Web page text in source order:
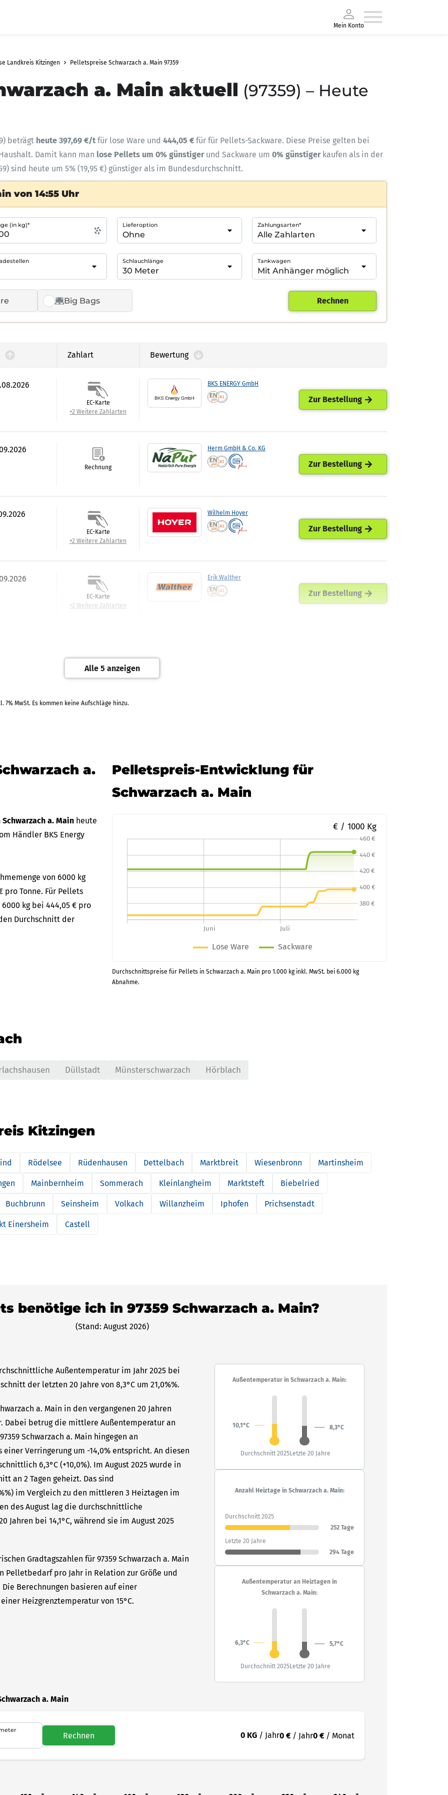
Mein Konto
Landkreis Kitzingen Pelletspreise Schwarzach a. Main 97359
a. Main aktuell (97359) – Heute
beträgt heute 397,69 €/t für lose Ware und 444,05 € für für Pellets-Sackware. Diese Preise gelten bei
Damit kann man lose Pellets um 0% günstiger und Sackware um 0% günstigerkaufen als in der
sind heute um 5% (19,95 €) günstiger als im Bundesdurchschnitt.
von 14:55 Uhr
Big Bags
(in kg)* Lieferoption Zahlungsarten*
Schlauchlänge Tankwagen
Rechnen
Zahlart Bewertung
BKS ENERGY GmbH
EC-Karte
+2 Weitere Zahlarten
Zur Bestellung
Herm GmbH & Co. KG
Rechnung Zur Bestellung
Wilhelm Hoyer
EC-Karte
+2 Weitere Zahlarten
Zur Bestellung
Erik Walther
EC-Karte
+2 Weitere Zahlarten
Zur Bestellung
RAL
+1 Weitere Zahlarten
Alle 5 anzeigen
MwSt. Es kommen keine Aufschläge hinzu.
a.
a. Main heute
Händler BKS Energy
von 6000 kg
pro Tonne. Für Pellets
kg bei 444,05 € pro
Durchschnitt der
Pelletspreis-Entwicklung für
Schwarzach a. Main
€ / 1000 Kg
Durchschnittspreise für Pellets in Schwarzach a. Main pro 1.000 kg inkl. MwSt. bei 6.000 kg
Abnahme.
Düllstadt Münsterschwarzach Hörblach
Kitzingen
Rödelsee Rüdenhausen Dettelbach Marktbreit Wiesenbronn Martinsheim
Mainbernheim Sommerach Kleinlangheim Marktsteft Biebelried
Buchbrunn Seinsheim Volkach Willanzheim Iphofen Prichsenstadt
Einersheim Castell
benötige ich in 97359 Schwarzach a. Main?
(Stand: August 2026)
Außentemperatur im Jahr 2025 bei
der letzten 20 Jahre von 8,3°C um 21,0%%.
a. Main in den vergangenen 20 Jahren
Dabei betrug die mittlere Außentemperatur an
Schwarzach a. Main hingegen an
Verringerung um -14,0% entspricht. An diesen
6,3°C (+10,0%). Im August 2025 wurde in
an 2 Tagen geheizt. Das sind
im Vergleich zu den mittleren 3 Heiztagen im
des August lag die durchschnittliche
Jahren bei 14,1°C, während sie im August 2025
Gradtagszahlen für 97359 Schwarzach a. Main
Pelletbedarf pro Jahr in Relation zur Größe und
Berechnungen basieren auf einer
Heizgrenztemperatur von 15°C.
Außentemperatur in Schwarzach a. Main:
10,1°C 8,3°C
Durchschnitt 2025Letzte 20 Jahre
Anzahl Heiztage in Schwarzach a. Main:
Durchschnitt 2025
252 Tage
Letzte 20 Jahre
294 Tage
Außentemperatur an Heiztagen in
Schwarzach a. Main:
6,3°C 5,7°C
Durchschnitt 2025Letzte 20 Jahre
a. Main
Rechnen 0 KG / Jahr0 € / Jahr0 € / Monat